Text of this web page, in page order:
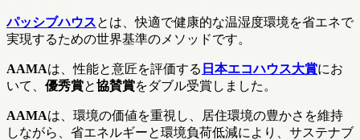
パッシブハウスとは、快適で健康的な温湿度環境を省エネで
実現するための世界基準のメソッドです。
AAMAは、性能と意匠を評価する 日本エコハウス大賞にお
いて、 優秀賞と協賛賞をダブル受賞しました。
AAMAは、環境の価値を重視し、居住環境の豊かさを維持
しながら、省エネルギーと環境負荷低減により、サステナブ